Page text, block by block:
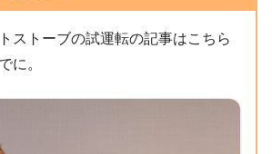
ストーブの試運転の記事はこちら
に。